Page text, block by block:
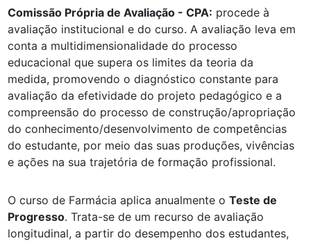
Comissão Própria de Avaliação - CPA: procede à
avaliação institucional e do curso. A avaliação leva em
conta a multidimensionalidade do processo
educacional que supera os limites da teoria da
medida, promovendo o diagnóstico constante para
avaliação da efetividade do projeto pedagógico e a
compreensão do processo de construção/apropriação
do conhecimento/desenvolvimento de competências
do estudante, por meio das suas produções, vivências
e ações na sua trajetória de formação profissional.
O curso de Farmácia aplica anualmente oTeste de
Progresso. Trata-se de um recurso de avaliação
longitudinal, a partir do desempenho dos estudantes,